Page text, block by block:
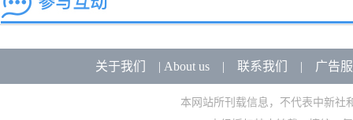
关于我们 | About us| 联系我们 | 广告
本网站所刊载信息，不代表中新社